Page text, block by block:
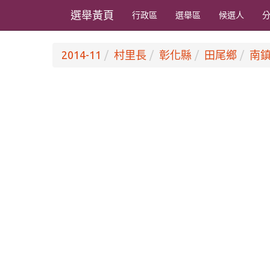
選舉黃頁 行政區 選舉區 候選人
2014-11 村里長 彰化縣 田尾鄉 南